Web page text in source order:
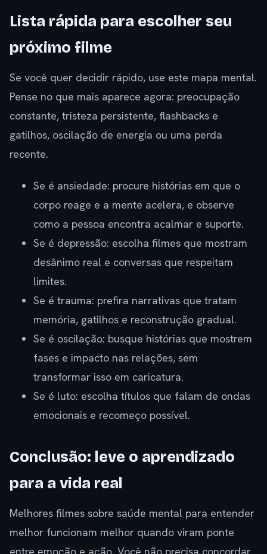
Lista rápida para escolher seu
próximo filme
Se você quer decidir rápido, use este mapa mental.
Pense no que mais aparece agora: preocupação
constante, tristeza persistente, flashbacks e
gatilhos, oscilação de energia ou uma perda
recente.
Se é ansiedade: procure histórias em que o
corpo reage e a mente acelera, e observe
como a pessoa encontra acalmar e suporte.
Se é depressão: escolha filmes que mostram
desânimo real e conversas que respeitam
limites.
Se é trauma: prefira narrativas que tratam
memória, gatilhos e reconstrução gradual.
Se é oscilação: busque histórias que mostrem
fases e impacto nas relações, sem
transformar isso em caricatura.
Se é luto: escolha títulos que falam de ondas
emocionais e recomeço possível.
Conclusão: leve o aprendizado
para a vida real
Melhores filmes sobre saúde mental para entender
melhor funcionam melhor quando viram ponte